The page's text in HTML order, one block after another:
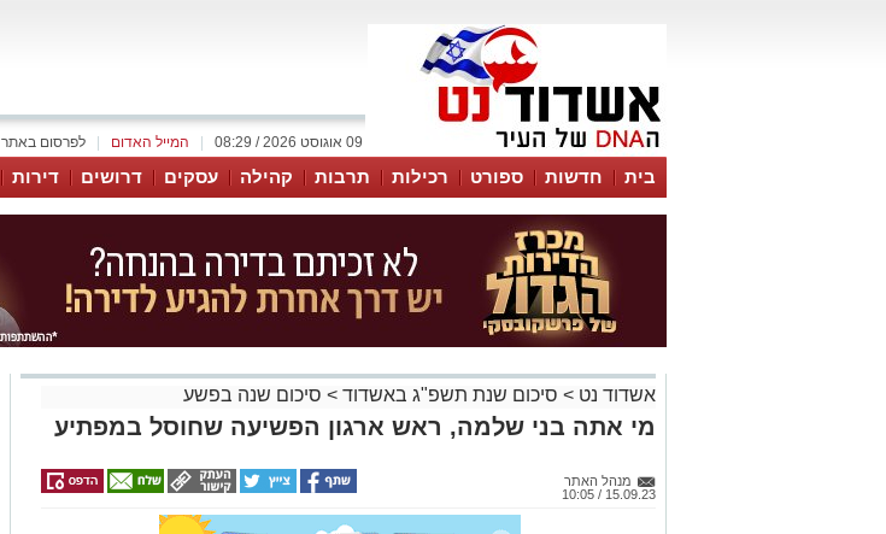
לפרסום באתר המייל האדום 09 אוגוסט 2026 / 08:29
בית חדשות ספורט רכילות תרבות קהילה עסקים דרושים דירות
אשדוד נט > סיכום שנת תשפ"ג באשדוד > סיכום שנה בפשע
מי אתה בני שלמה, ראש ארגון הפשיעה שחוסל במפתיע
מנהל האתר
15.09.23 / 10:05